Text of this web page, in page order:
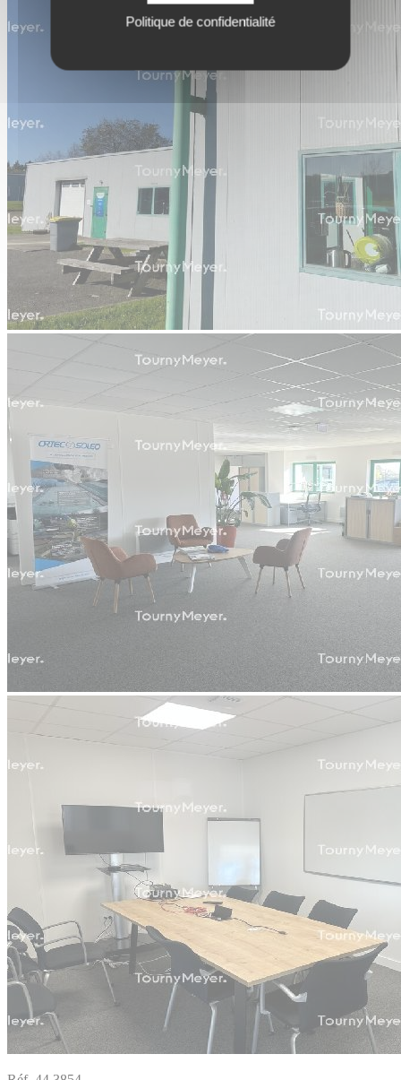
Politique de confidentialité